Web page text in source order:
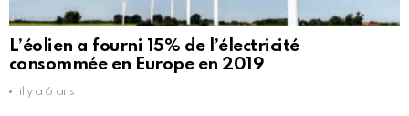
L’éolien a fourni 15% de l’électricité
consommée en Europe en 2019
il y a 6 ans